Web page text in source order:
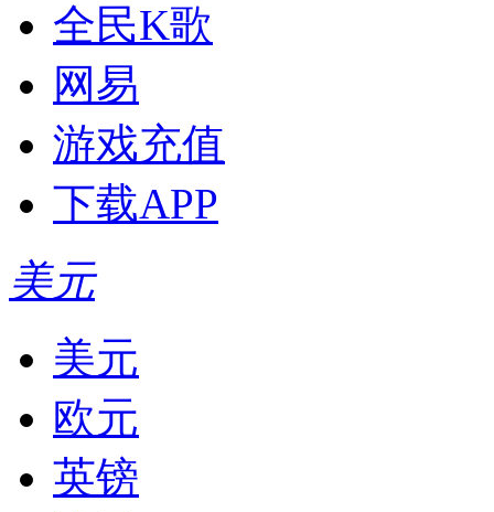
全民K歌
网易
游戏充值
下载APP
美元
美元
欧元
英镑